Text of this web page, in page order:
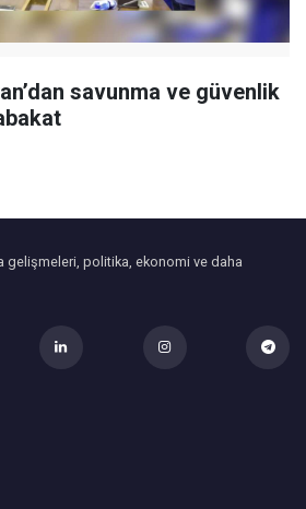
savunma ve güvenlik
gelişmeleri, politika, ekonomi ve daha